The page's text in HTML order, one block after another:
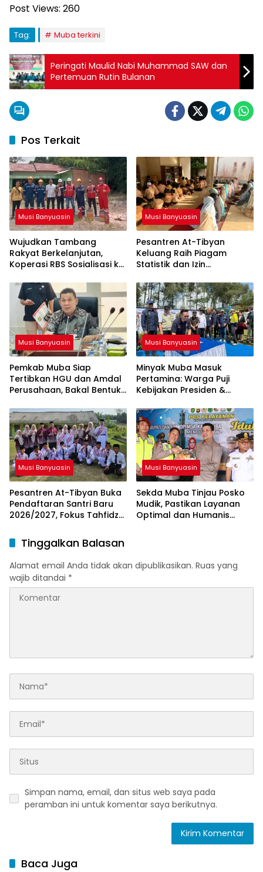
Post Views: 260
Tag: Muba terkini
Peringati Maulid Nabi Muhammad SAW dan
Pertemuan Rutin Bulanan
Pos Terkait
Musi Banyuasin
Wujudkan Tambang
Rakyat Berkelanjutan,
Koperasi RBS Sosialisasi ke
GEP
Musi Banyuasin
Pesantren At-Tibyan
Keluang Raih Piagam
Statistik dan Izin
Kemenag RI
Musi Banyuasin
Pemkab Muba Siap
Tertibkan HGU dan Amdal
Perusahaan, Bakal Bentuk
Musi Banyuasin
Minyak Muba Masuk
Pertamina: Warga Puji
Kebijakan Presiden &
Musi Banyuasin
Pesantren At-Tibyan Buka
Pendaftaran Santri Baru
2026/2027, Fokus Tahfidz
Musi Banyuasin
Sekda Muba Tinjau Posko
Mudik, Pastikan Layanan
Optimal dan Humanis
Tinggalkan Balasan
Alamat email Anda tidak akan dipublikasikan. Ruas yang
wajib ditandai *
Simpan nama, email, dan situs web saya pada
peramban ini untuk komentar saya berikutnya.
Baca Juga